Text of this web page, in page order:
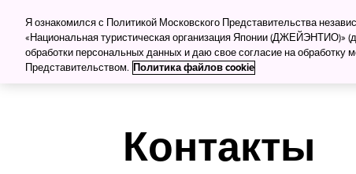
Для туркомпаний Для прессы Деловой
Куда
Контакты
Я ознакомился с Политикой Московского Представительства
«Национальная туристическая организация Японии (ДЖЕЙЭНТИО)»
обработки персональных данных и даю свое согласие на обработку
Представительством. Политика файлов cookie